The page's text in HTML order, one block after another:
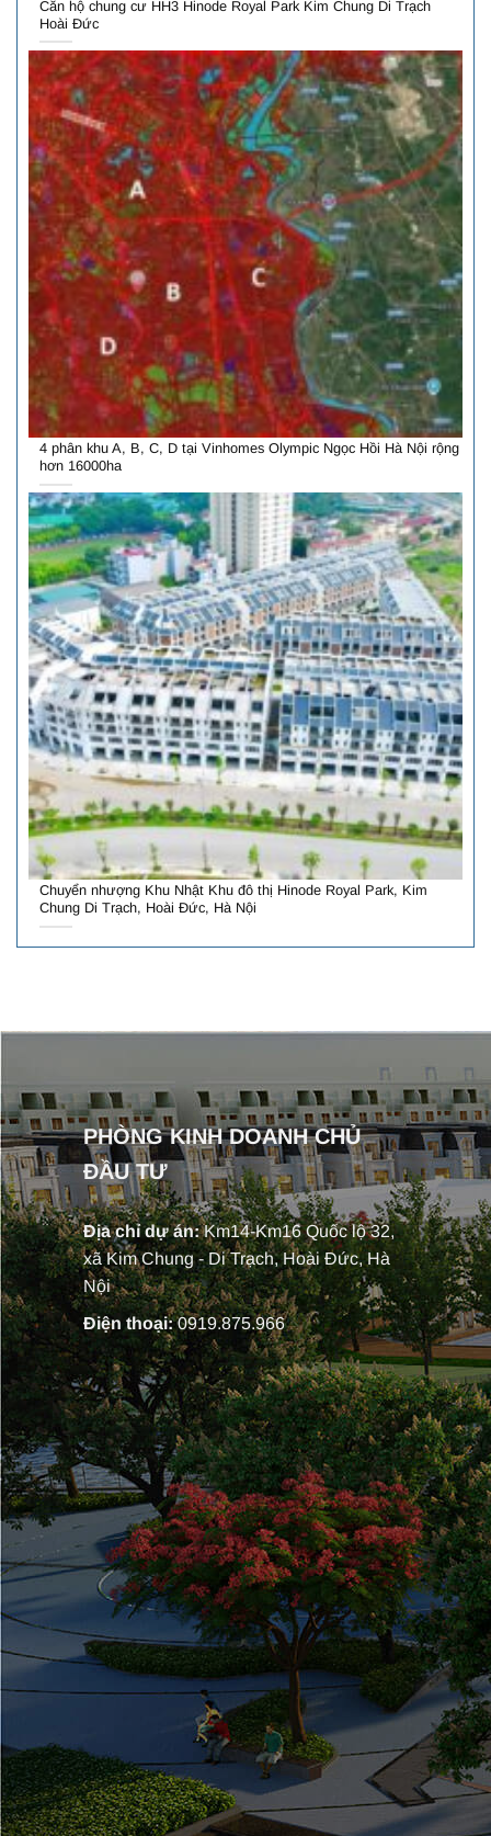
Căn hộ chung cư HH3 Hinode Royal Park Kim Chung Di Trạch
Hoài Đức
4 phân khu A, B, C, D tại Vinhomes Olympic Ngọc Hồi Hà Nội rộng
hơn 16000ha
Chuyển nhượng Khu Nhật Khu đô thị Hinode Royal Park, Kim
Chung Di Trạch, Hoài Đức, Hà Nội
PHÒNG KINH DOANH CHỦ
ĐẦU TƯ
Địa chỉ dự án:Km14-Km16 Quốc lộ 32,
xã Kim Chung - Di Trạch, Hoài Đức, Hà
Nội
Điện thoại:0919.875.966